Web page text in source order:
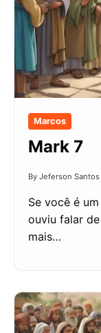
Marcos
Mark 7
By Jeferson Santos
Se você é
ouviu falar
mais…